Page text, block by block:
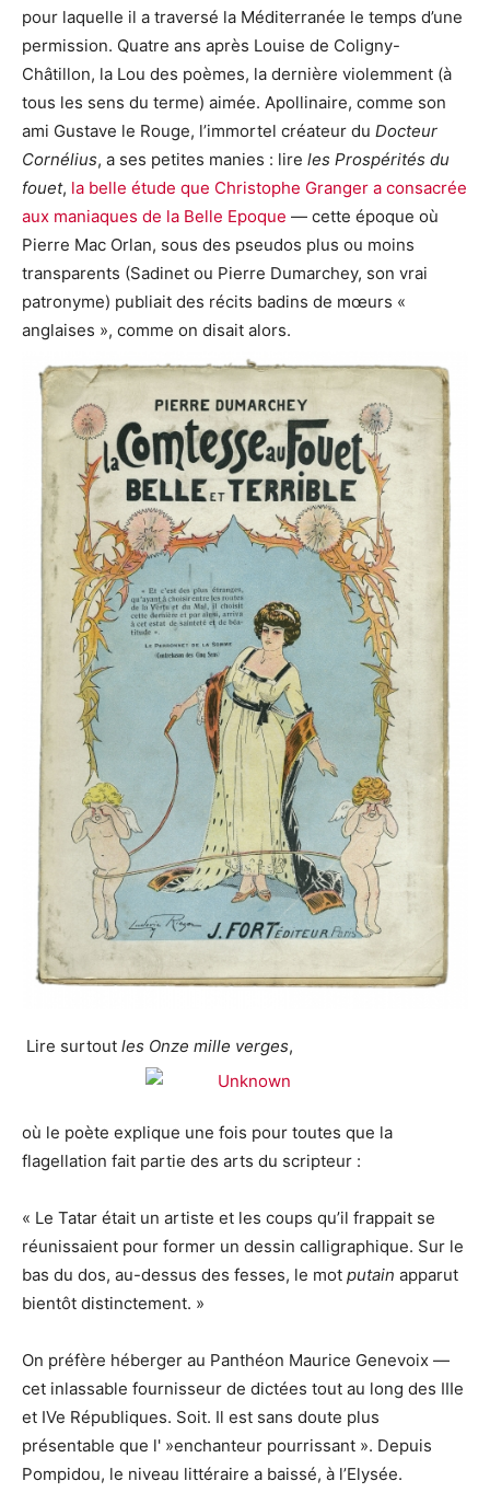
pour laquelle il a traversé la Méditerranée le temps d’une
permission. Quatre ans après Louise de Coligny-
Châtillon, la Lou des poèmes, la dernière violemment (à
tous les sens du terme) aimée. Apollinaire, comme son
ami Gustave le Rouge, l’immortel créateur du Docteur
Cornélius, a ses petites manies : lire les Prospérités du
fouet, la belle étude que Christophe Granger a consacrée
aux maniaques de la Belle Epoque — cette époque où
Pierre Mac Orlan, sous des pseudos plus ou moins
transparents (Sadinet ou Pierre Dumarchey, son vrai
patronyme) publiait des récits badins de mœurs «
anglaises », comme on disait alors.
Lire surtout les Onze mille verges,
où le poète explique une fois pour toutes que la
flagellation fait partie des arts du scripteur :
« Le Tatar était un artiste et les coups qu’il frappait se
réunissaient pour former un dessin calligraphique. Sur le
bas du dos, au-dessus des fesses, le mot putain apparut
bientôt distinctement. »
On préfère héberger au Panthéon Maurice Genevoix —
cet inlassable fournisseur de dictées tout au long des IIIe
et IVe Républiques. Soit. Il est sans doute plus
présentable que l' »enchanteur pourrissant ». Depuis
Pompidou, le niveau littéraire a baissé, à l’Elysée.